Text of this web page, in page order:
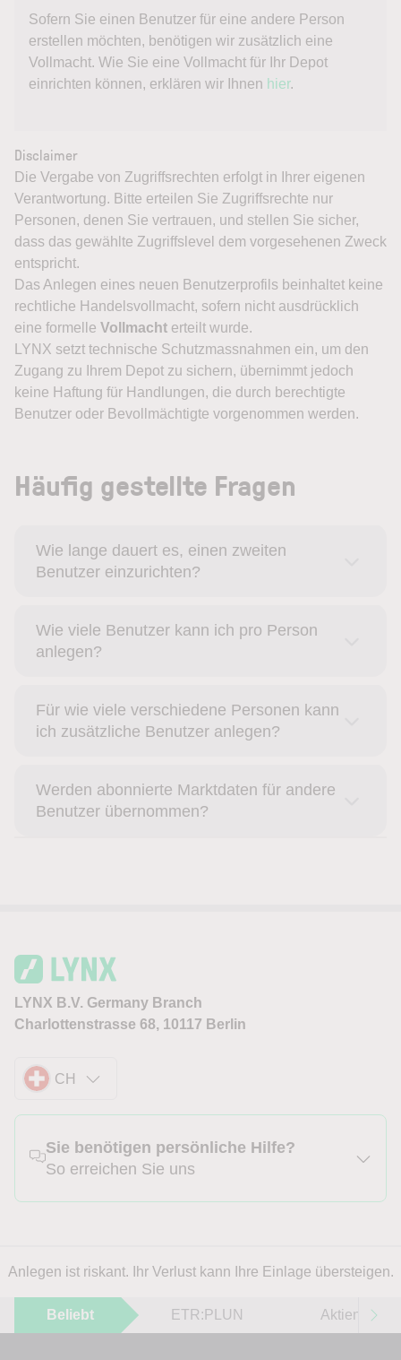
Sofern Sie einen Benutzer für eine andere Person
erstellen möchten, benötigen wir zusätzlich eine
Vollmacht. Wie Sie eine Vollmacht für Ihr Depot
einrichten können, erklären wir Ihnen hier.
Disclaimer
Die Vergabe von Zugriffsrechten erfolgt in Ihrer eigenen
Verantwortung. Bitte erteilen Sie Zugriffsrechte nur
Personen, denen Sie vertrauen, und stellen Sie sicher,
dass das gewählte Zugriffslevel dem vorgesehenen Zweck
entspricht.
Das Anlegen eines neuen Benutzerprofils beinhaltet keine
rechtliche Handelsvollmacht, sofern nicht ausdrücklich
eine formelle Vollmacht erteilt wurde.
LYNX setzt technische Schutzmassnahmen ein, um den
Zugang zu Ihrem Depot zu sichern, übernimmt jedoch
keine Haftung für Handlungen, die durch berechtigte
Benutzer oder Bevollmächtigte vorgenommen werden.
Häufig gestellte Fragen
Wie lange dauert es, einen zweiten
Benutzer einzurichten?
Wie viele Benutzer kann ich pro Person
anlegen?
Für wie viele verschiedene Personen kann
ich zusätzliche Benutzer anlegen?
Werden abonnierte Marktdaten für andere
Benutzer übernommen?
LYNX B.V. Germany Branch
Charlottenstrasse 68, 10117 Berlin
CH
Sie benötigen persönliche Hilfe?
So erreichen Sie uns
Anlegen ist riskant. Ihr Verlust kann Ihre Einlage übersteigen.
Beliebt ETR:PLUN Aktien im